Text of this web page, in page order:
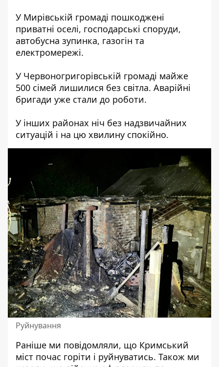
У Мирівській громаді пошкоджені
приватні оселі, господарські споруди,
автобусна зупинка, газогін та
електромережі.
У Червоногригорівській громаді майже
500 сімей лишилися без світла. Аварійні
бригади уже стали до роботи.
У інших районах ніч без надзвичайних
ситуацій і на цю хвилину спокійно.
Руйнування
Раніше ми повідомляли, що Кримський
міст почас горіти і руйнуватись. Також ми